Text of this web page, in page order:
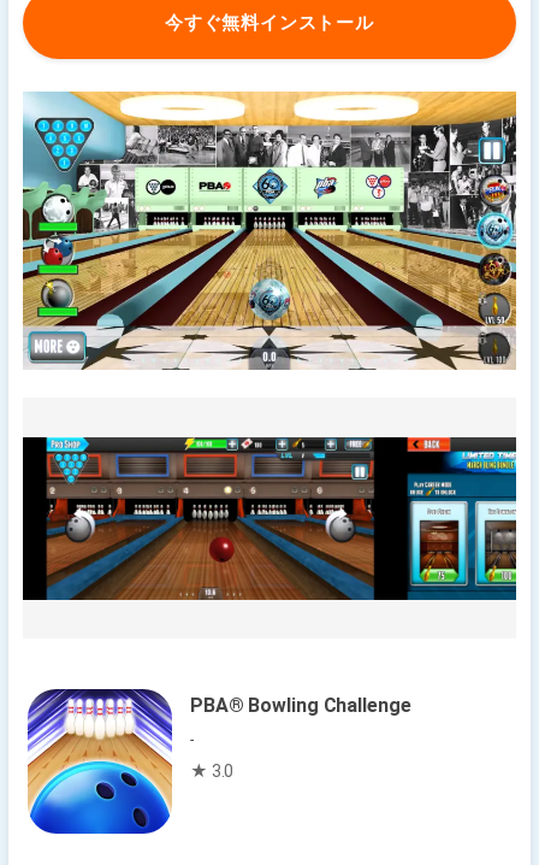
今すぐ無料インストール
PBA® Bowling Challenge
-
★ 3.0